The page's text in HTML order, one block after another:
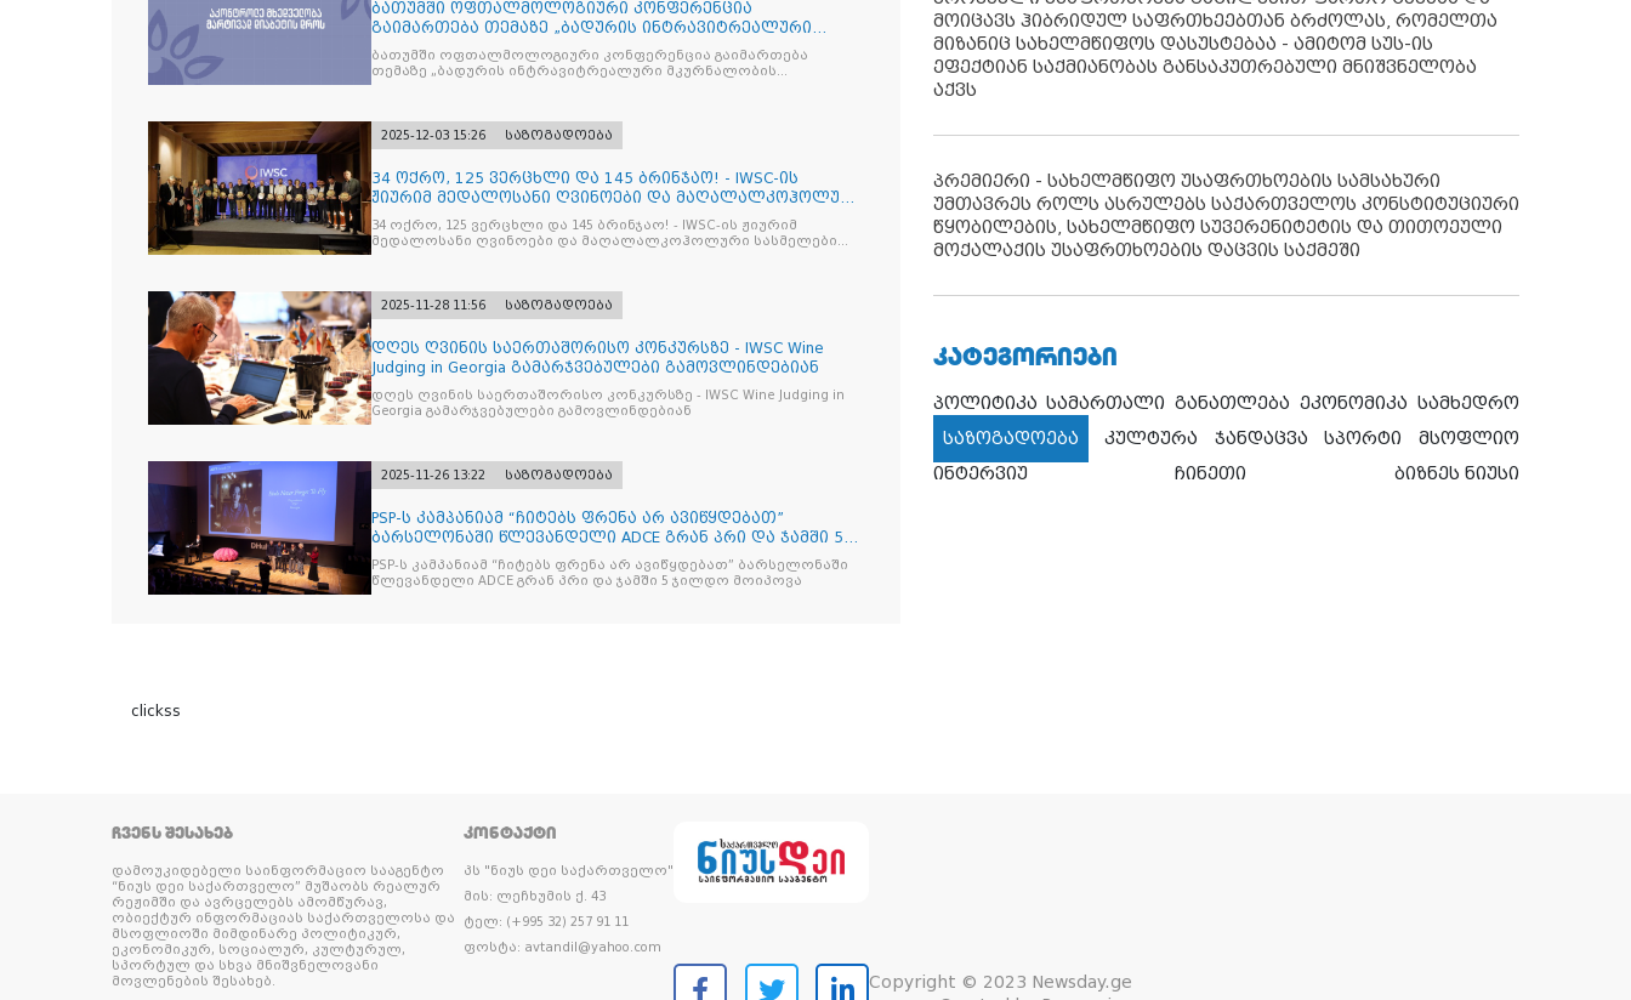
ბათუმში ოფთალმოლოგიური კონფერენცია
გაიმართება თემაზე „ბადურის ინტრავიტრეალური
მკურნალობის ოპტიმიზაცი
ბათუმში ოფთალმოლოგიური კონფერენცია გაიმართება
თემაზე „ბადურის ინტრავიტრეალური მკურნალობის
2025-12-03 15:26 საზოგადოება
34 ოქრო, 125 ვერცხლი და 145 ბრინჯაო! - IWSC-ის
ჟიურიმ მედალოსანი ღვინოები და მაღალალკოჰოლური
სასმელე
34 ოქრო, 125 ვერცხლი და 145 ბრინჯაო! - IWSC-ის ჟიურიმ
მედალოსანი ღვინოები და მაღალალკოჰოლური სასმელები
2025-11-28 11:56 საზოგადოება
დღეს ღვინის საერთაშორისო კონკურსზე - IWSC Wine
Judging in Georgia გამარჯვებულები გამოვლინდებიან
დღეს ღვინის საერთაშორისო კონკურსზე - IWSC Wine Judging in
Georgia გამარჯვებულები გამოვლინდებიან
2025-11-26 13:22 საზოგადოება
PSP-ს კამპანიამ “ჩიტებს ფრენა არ ავიწყდებათ”
ბარსელონაში წლევანდელი ADCE გრან პრი და ჯამში 5
ჯილდო მ
PSP-ს კამპანიამ “ჩიტებს ფრენა არ ავიწყდებათ” ბარსელონაში
წლევანდელი ADCE გრან პრი და ჯამში 5 ჯილდო მოიპოვა
clickss
მოიცავს ჰიბრიდულ საფრთხეებთან ბრძოლას, რომელთა
მიზანიც სახელმწიფოს დასუსტებაა - ამიტომ სუს-ის
ეფექტიან საქმიანობას განსაკუთრებული მნიშვნელობა
აქვს
პრემიერი - სახელმწიფო უსაფრთხოების სამსახური
უმთავრეს როლს ასრულებს საქართველოს კონსტიტუციური
წყობილების, სახელმწიფო სუვერენიტეტის და თითოეული
მოქალაქის უსაფრთხოების დაცვის საქმეში
ᲙᲐᲢᲔᲒᲝᲠᲘᲔᲑᲘ
პოლიტიკა სამართალი განათლება ეკონომიკა სამხედრო
საზოგადოება
კულტურა ჯანდაცვა სპორტი
მსოფლიო
ინტერვიუ
ჩინეთი ბიზნეს ნიუსი
ᲩᲕᲔᲜᲡ ᲨᲔᲡᲐᲮᲔᲑ
დამოუკიდებელი საინფორმაციო სააგენტო
“ნიუს დეი საქართველო” მუშაობს რეალურ
რეჟიმში და ავრცელებს ამომწურავ,
ობიექტურ ინფორმაციას საქართველოსა და
მსოფლიოში მიმდინარე პოლიტიკურ,
ეკონომიკურ, სოციალურ, კულტურულ,
სპორტულ და სხვა მნიშვნელოვანი
მოვლენების შესახებ.
ᲙᲝᲜᲢᲐᲥᲢᲘ
პს "ნიუს დეი საქართველო"
მის: ლეჩხუმის ქ. 43
ტელ: (+995 32) 257 91 11
ფოსტა: avtandil@yahoo.com
Copyright © 2023 Newsday.ge